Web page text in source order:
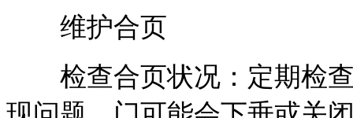
维护合页
检查合页状况：定期检查